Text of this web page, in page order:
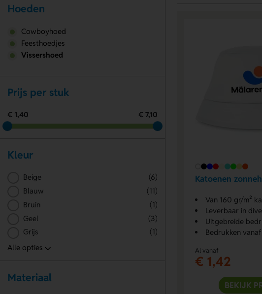
Katoenen
Van 160 gr/m²
Leverbaar in
Uitgebreide
Bedrukken
Al vanaf
€ 1,42
BEKIJK
Hoeden
Cowboyhoed
Feesthoedjes
Vissershoed
Prijs per stuk
€ 1,40 € 7,10
Kleur
Beige
(6)
Blauw
(11)
Bruin
(1)
Geel
(3)
Grijs
(1)
Materiaal